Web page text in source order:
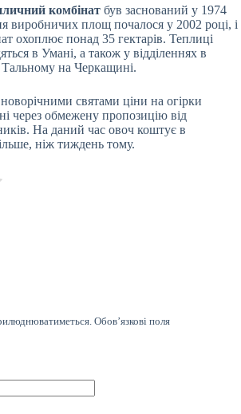
комбінат був заснований у 1974
виробничих площ почалося у 2002 році, і
охоплює понад 35 гектарів. Теплиці
в Умані, а також у відділеннях в
Тальному на Черкащині.
святами ціни на огірки
через обмежену пропозицію від
На даний час овоч коштує в
ніж тиждень тому.
Обов’язкові поля